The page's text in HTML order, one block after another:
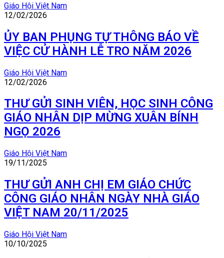
Giáo Hội Việt Nam
12/02/2026
ỦY BAN PHỤNG TỰ THÔNG BÁO VỀ
VIỆC CỬ HÀNH LỄ TRO NĂM 2026
Giáo Hội Việt Nam
12/02/2026
THƯ GỬI SINH VIÊN, HỌC SINH CÔNG
GIÁO NHÂN DỊP MỪNG XUÂN BÍNH
NGỌ 2026
Giáo Hội Việt Nam
19/11/2025
THƯ GỬI ANH CHỊ EM GIÁO CHỨC
CÔNG GIÁO NHÂN NGÀY NHÀ GIÁO
VIỆT NAM 20/11/2025
Giáo Hội Việt Nam
10/10/2025